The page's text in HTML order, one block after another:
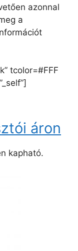
azonnal
a
tcolor=#FFF
áron
kapható.